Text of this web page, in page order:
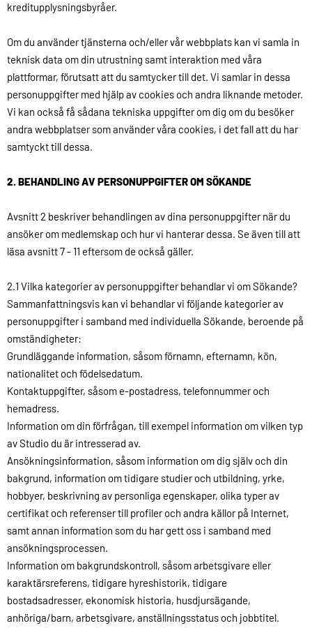
kreditupplysningsbyråer.
Om du använder tjänsterna och/eller vår webbplats kan vi samla in
teknisk data om din utrustning samt interaktion med våra
plattformar, förutsatt att du samtycker till det. Vi samlar in dessa
personuppgifter med hjälp av cookies och andra liknande metoder.
Vi kan också få sådana tekniska uppgifter om dig om du besöker
andra webbplatser som använder våra cookies, i det fall att du har
samtyckt till dessa.
2. BEHANDLING AV PERSONUPPGIFTER OM SÖKANDE
Avsnitt 2 beskriver behandlingen av dina personuppgifter när du
ansöker om medlemskap och hur vi hanterar dessa. Se även till att
läsa avsnitt 7 - 11 eftersom de också gäller.
2.1 Vilka kategorier av personuppgifter behandlar vi om Sökande?
Sammanfattningsvis kan vi behandlar vi följande kategorier av
personuppgifter i samband med individuella Sökande, beroende på
omständigheter:
Grundläggande information, såsom förnamn, efternamn, kön,
nationalitet och födelsedatum.
Kontaktuppgifter, såsom e-postadress, telefonnummer och
hemadress.
Information om din förfrågan, till exempel information om vilken typ
av Studio du är intresserad av.
Ansökningsinformation, såsom information om dig själv och din
bakgrund, information om tidigare studier och utbildning, yrke,
hobbyer, beskrivning av personliga egenskaper, olika typer av
certifikat och referenser till profiler och andra källor på Internet,
samt annan information som du har gett oss i samband med
ansökningsprocessen.
Information om bakgrundskontroll, såsom arbetsgivare eller
karaktärsreferens, tidigare hyreshistorik, tidigare
bostadsadresser, ekonomisk historia, husdjursägande,
anhöriga/barn, arbetsgivare, anställningsstatus och jobbtitel.